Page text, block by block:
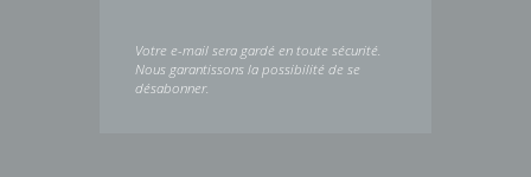
Votre e-mail sera gardé en toute sécurité.
Nous garantissons la possibilité de se
désabonner.